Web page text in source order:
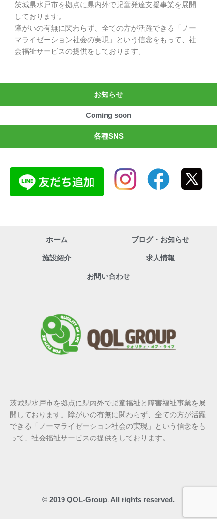
茨城県水戸市を拠点に県内外で児童発達支援事業を展開
しております。
障がいの有無に関わらず、全ての方が活躍できる「ノー
マライゼーション社会の実現」という信念をもって、社
会福祉サービスの提供をしております。
お知らせ
Coming soon
各種SNS
ホーム ブログ・お知らせ
施設紹介 求人情報
お問い合わせ
茨城県水戸市を拠点に県内外で児童福祉と障害福祉事業を展
開しております。障がいの有無に関わらず、全ての方が活躍
できる「ノーマライゼーション社会の実現」という信念をも
って、社会福祉サービスの提供をしております。
© 2019 QOL-Group. All rights reserved.